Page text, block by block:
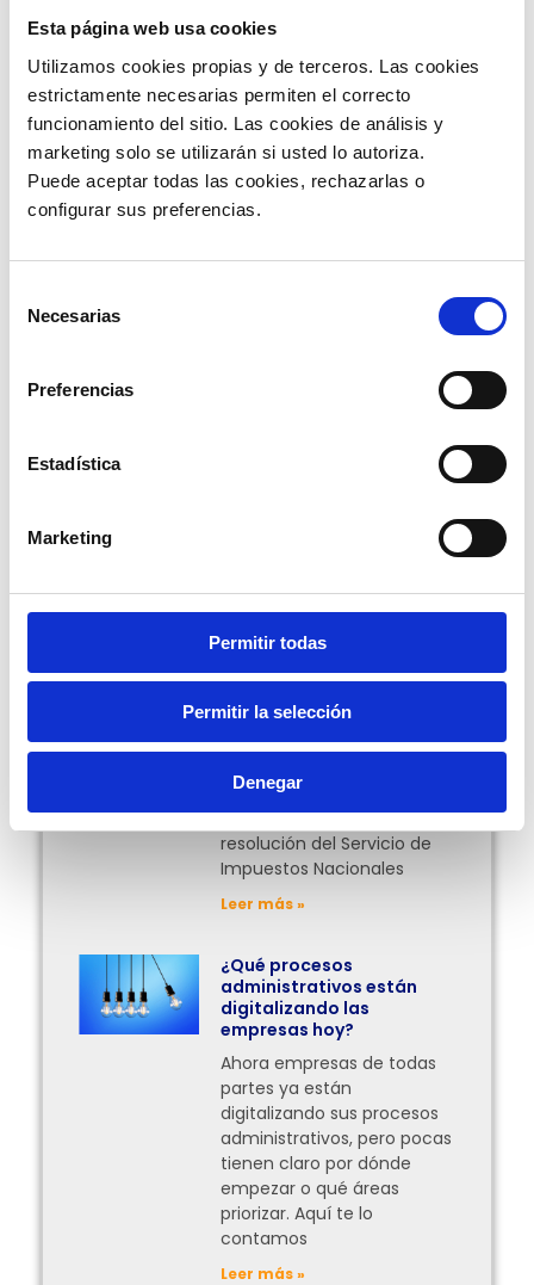
Esta página web usa cookies
Utilizamos cookies propias y de terceros. Las cookies
estrictamente necesarias permiten el correcto
funcionamiento del sitio. Las cookies de análisis y
marketing solo se utilizarán si usted lo autoriza.
Puede aceptar todas las cookies, rechazarlas o
configurar sus preferencias.
Necesarias
Preferencias
Estadística
Marketing
Permitir todas
Permitir la selección
Denegar
Según explica elMinisterio de Economía y Finanzas
alícuota del Impuesto al Valor Agregado (IVA) para
importación de bienes de capital, plantas industriales,
maquinaria y equipo destinados a la agropecuaria,
industria, construcción y minera, estableciendo el
régimen de Tasa Cero para la comercialización de
bienes de capital, maquinaria y equipo en el mercado
interno”.
darle a la economía boliviana un impulso que ayude a
demostrado con bastante frecuencia en los últimos
años.
Más Posts
Facturación en línea
traslado de mercancías
vigor esta obligación?
Entérate de qué iría esta
resolución del Servicio de
Impuestos Nacionales
Leer más »
¿Qué procesos
administrativos están
digitalizando las
empresas hoy?
Ahora empresas de todas
partes ya están
digitalizando sus procesos
administrativos, pero pocas
tienen claro por dónde
empezar o qué áreas
priorizar. Aquí te lo
contamos
Leer más »